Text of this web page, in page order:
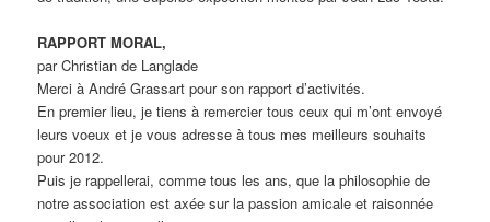
RAPPORT MORAL,
par Christian de Langlade
Merci à André Grassart pour son rapport d’activités.
En premier lieu, je tiens à remercier tous ceux qui m’ont envoyé
leurs voeux et je vous adresse à tous mes meilleurs souhaits
pour 2012.
Puis je rappellerai, comme tous les ans, que la philosophie de
notre association est axée sur la passion amicale et raisonnée